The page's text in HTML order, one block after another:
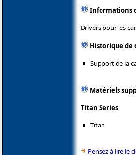
Informations
Drivers pour les
Historique de
Support de la
Matériels
Titan Series
Titan
Pensez à lire le